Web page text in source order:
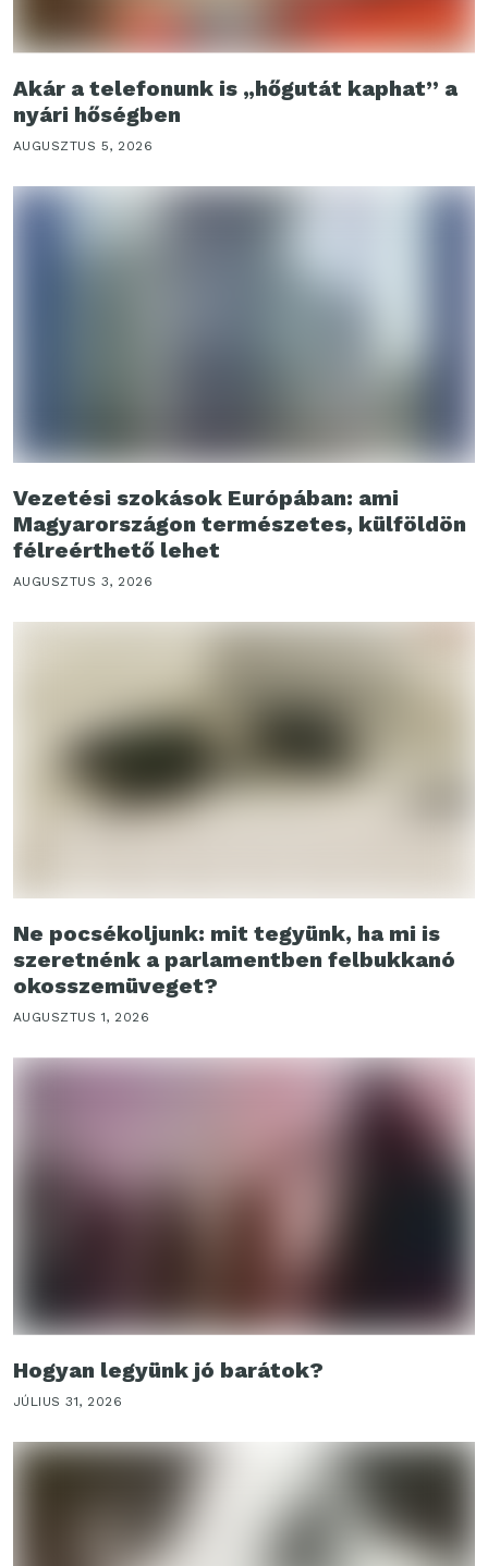
Akár a telefonunk is „hőgutát kaphat” a
nyári hőségben
AUGUSZTUS 5, 2026
Vezetési szokások Európában: ami
Magyarországon természetes, külföldön
félreérthető lehet
AUGUSZTUS 3, 2026
Ne pocsékoljunk: mit tegyünk, ha mi is
szeretnénk a parlamentben felbukkanó
okosszemüveget?
AUGUSZTUS 1, 2026
Hogyan legyünk jó barátok?
JÚLIUS 31, 2026